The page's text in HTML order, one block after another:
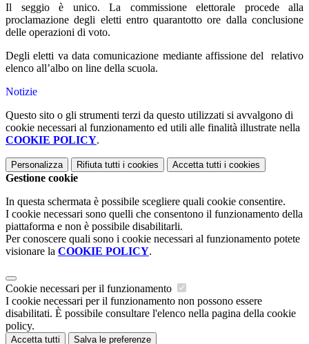
Il seggio è unico. La commissione elettorale procede alla
proclamazione degli eletti entro quarantotto ore dalla conclusione
delle operazioni di voto.
Degli eletti va data comunicazione mediante affissione del relativo
elenco all’albo on line della scuola.
Notizie
Questo sito o gli strumenti terzi da questo utilizzati si avvalgono di
cookie necessari al funzionamento ed utili alle finalità illustrate nella
COOKIE POLICY.
Personalizza Rifiuta tutti i cookies Accetta tutti i cookies
Gestione cookie
In questa schermata è possibile scegliere quali cookie consentire.
I cookie necessari sono quelli che consentono il funzionamento della
piattaforma e non è possibile disabilitarli.
Per conoscere quali sono i cookie necessari al funzionamento potete
visionare la COOKIE POLICY.
Cookie necessari per il funzionamento
I cookie necessari per il funzionamento non possono essere
disabilitati. È possibile consultare l'elenco nella pagina della cookie
policy.
Accetta tutti Salva le preferenze